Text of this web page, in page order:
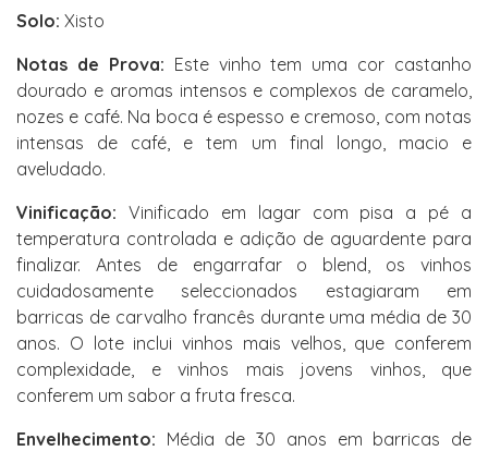
Solo: Xisto
Notas de Prova: Este vinho tem uma cor castanho
dourado e aromas intensos e complexos de caramelo,
nozes e café. Na boca é espesso e cremoso, com notas
intensas de café, e tem um final longo, macio e
aveludado.
Vinificação: Vinificado em lagar com pisa a pé a
temperatura controlada e adição de aguardente para
finalizar. Antes de engarrafar o blend, os vinhos
cuidadosamente seleccionados estagiaram em
barricas de carvalho francês durante uma média de 30
anos. O lote inclui vinhos mais velhos, que conferem
complexidade, e vinhos mais jovens vinhos, que
conferem um sabor a fruta fresca.
Envelhecimento: Média de 30 anos em barricas de